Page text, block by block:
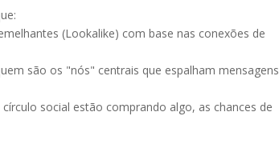
(Lookalike) com base nas conexões de
são os "nós" centrais que espalham mensagens
social estão comprando algo, as chances de